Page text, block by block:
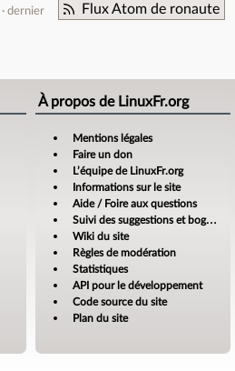
Flux Atom de ronaute
dernier
À propos de LinuxFr.org
Mentions légales
Faire un don
L’équipe de LinuxFr.org
Informations sur le site
Aide / Foire aux questions
Suivi des suggestions et bogues
Wiki du site
Règles de modération
Statistiques
API pour le développement
Code source du site
Plan du site